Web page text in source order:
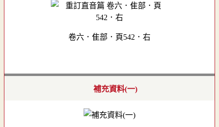
卷六．隹部．頁542．右
補充資料(一)